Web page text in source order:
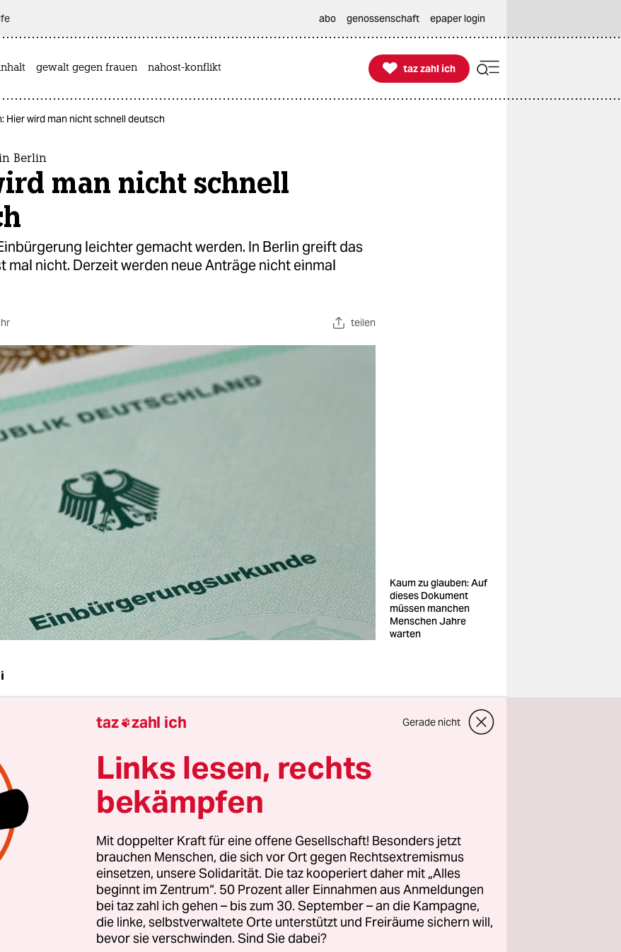
abo genossenschaft epaper login
gewalt gegen frauen nahost-konflikt 
taz zahl ich
taz zahl ich
Hier wird man nicht schnell deutsch
Berlin
man nicht schnell
leichter gemacht werden. In Berlin greift das
mal nicht. Derzeit werden neue Anträge nicht einmal
teilen
Kaum zu glauben: Auf
dieses Dokument
müssen manchen
Menschen Jahre
warten
ein liberalesEinbürgerungsrecht
profitieren. Zumindest nicht im Jahr 2023 und wohl
nicht. Denn die mit Einbürgerung befassten
sind hoffnungslos überarbeitet.
neuen Einbürgerungsgesetzes, das voraussichtlich ab
in Kraft tritt, sieht geringere Hürden für eine
vor. So soll man bereits nach fünf Jahren rechtmäßigen
Deutschland einen Antrag auf Einbürgerung stellen
geht das in der Regel erst ab acht Jahren. Außerdem
aus der bisherigen Staatsangehörigkeit nicht
taz zahl ich Gerade nicht
Links lesen, rechts
bekämpfen
Mit doppelter Kraft für eine offene Gesellschaft! Besonders jetzt
brauchen Menschen, die sich vor Ort gegen Rechtsextremismus
einsetzen, unsere Solidarität. Die taz kooperiert daher mit „Alles
beginnt im Zentrum“. 50 Prozent aller Einnahmen aus Anmeldungen
bei taz zahl ich gehen – bis zum 30. September – an die Kampagne,
die linke, selbstverwaltete Orte unterstützt und Freiräume sichern will,
bevor sie verschwinden. Sind Sie dabei?